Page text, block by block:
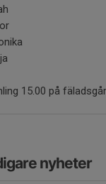
15.00 på
nyheter